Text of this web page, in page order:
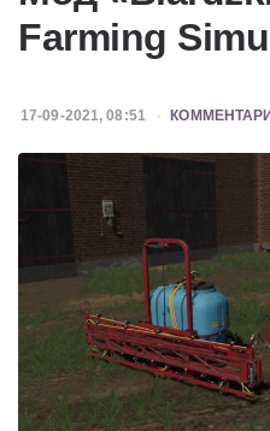
Farming
17-09-2021, 08:51